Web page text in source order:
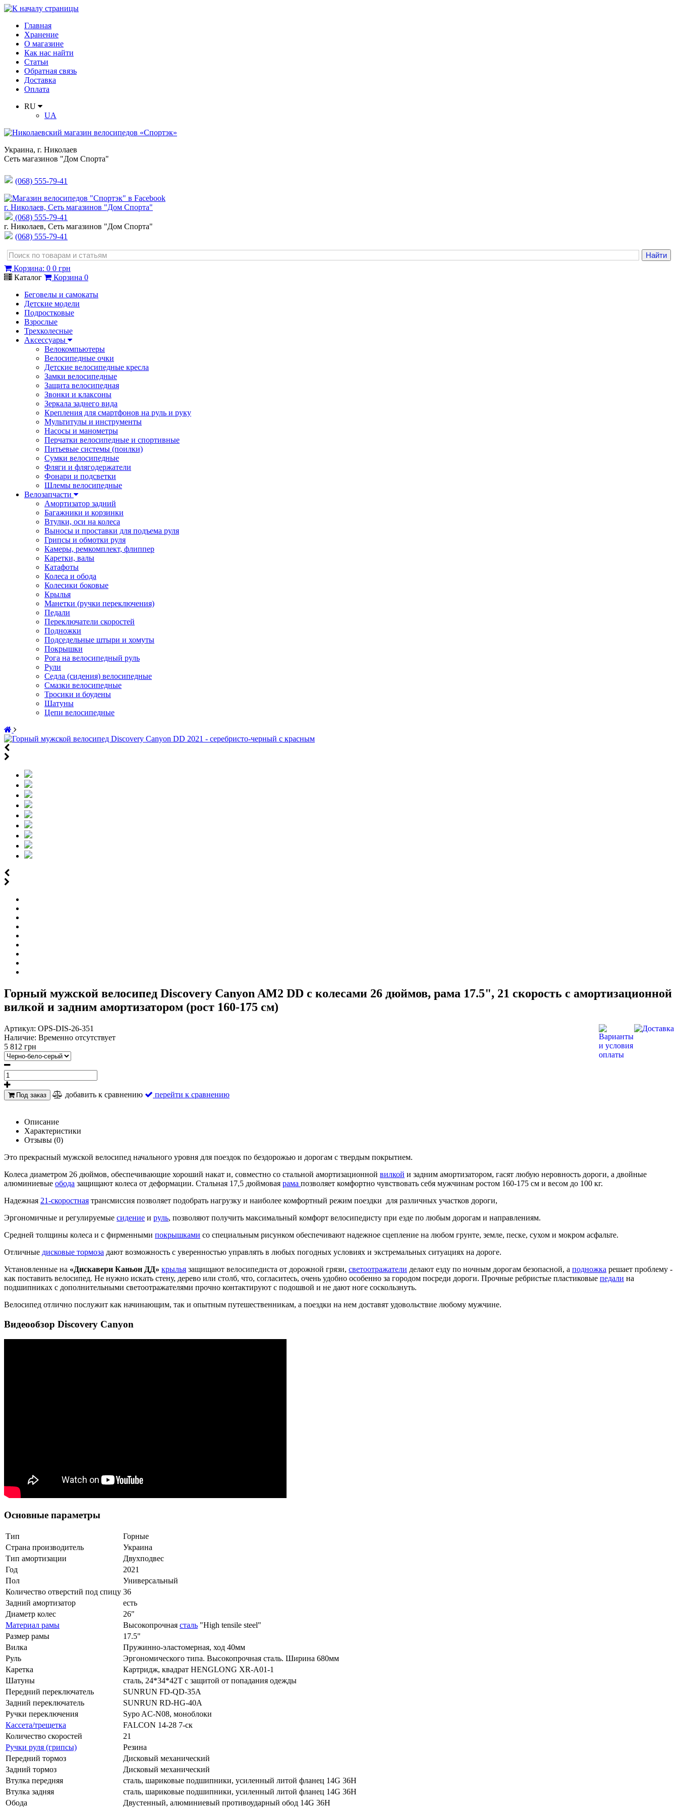
Главная
Хранение
О магазине
Как нас найти
Статьи
Обратная связь
Доставка
Оплата
RU
UA
Украина, г. Николаев
Сеть магазинов "Дом Спорта"
(068) 555-79-41
г. Николаев, Сеть магазинов "Дом Спорта"
(068) 555-79-41
г. Николаев, Сеть магазинов "Дом Спорта"
(068) 555-79-41
Корзина: 0 0 грн
Каталог
Корзина 0
Беговелы и самокаты
Детские модели
Подростковые
Взрослые
Трехколесные
Аксессуары
Велокомпьютеры
Велосипедные очки
Детские велосипедные кресла
Замки велосипедные
Защита велосипедная
Звонки и клаксоны
Зеркала заднего вида
Крепления для смартфонов на руль и руку
Мультитулы и инструменты
Насосы и манометры
Перчатки велосипедные и спортивные
Питьевые системы (поилки)
Сумки велосипедные
Фляги и флягодержатели
Фонари и подсветки
Шлемы велосипедные
Велозапчасти
Амортизатор задний
Багажники и корзинки
Втулки, оси на колеса
Выносы и проставки для подъема руля
Грипсы и обмотки руля
Камеры, ремкомплект, флиппер
Каретки, валы
Катафоты
Колеса и обода
Колесики боковые
Крылья
Манетки (ручки переключения)
Педали
Переключатели скоростей
Подножки
Подседельные штыри и хомуты
Покрышки
Рога на велосипедный руль
Рули
Седла (сидения) велосипедные
Смазки велосипедные
Тросики и боудены
Шатуны
Цепи велосипедные
Горный мужской велосипед Discovery Canyon AM2 DD с колесами 26 дюймов, рама 17.5", 21 скорость с амортизационной
вилкой и задним амортизатором (рост 160-175 см)
Артикул: OPS-DIS-26-351
Наличие: Временно отсутствует
5 812 грн
Под заказ добавить к сравнению перейти к сравнению
Описание
Характеристики
Отзывы (0)
Это прекрасный мужской велосипед начального уровня для поездок по бездорожью и дорогам с твердым покрытием.
Колеса диаметром 26 дюймов, обеспечивающие хороший накат и, совместно со стальной амортизационной вилкой и задним амортизатором, гасят любую неровность дороги, а двойные
алюминиевые обода защищают колеса от деформации. Стальная 17,5 дюймовая рама позволяет комфортно чувствовать себя мужчинам ростом 160-175 см и весом до 100 кг.
Надежная 21-скоростная трансмиссия позволяет подобрать нагрузку и наиболее комфортный режим поездки для различных участков дороги,
Эргономичные и регулируемые сидение и руль, позволяют получить максимальный комфорт велосипедисту при езде по любым дорогам и направлениям.
Средней толщины колеса и с фирменными покрышками со специальным рисунком обеспечивают надежное сцепление на любом грунте, земле, песке, сухом и мокром асфальте.
Отличные дисковые тормоза дают возможность с уверенностью управлять в любых погодных условиях и экстремальных ситуациях на дороге.
Установленные на «Дискавери Каньон ДД» крылья защищают велосипедиста от дорожной грязи, светоотражатели делают езду по ночным дорогам безопасной, а подножка решает проблему -
как поставить велосипед. Не нужно искать стену, дерево или столб, что, согласитесь, очень удобно особенно за городом посреди дороги. Прочные ребристые пластиковые педали на
подшипниках с дополнительными светоотражателями прочно контактируют с подошвой и не дают ноге соскользнуть.
Велосипед отлично послужит как начинающим, так и опытным путешественникам, а поездки на нем доставят удовольствие любому мужчине.
Видеообзор Discovery Canyon
Основные параметры
Тип
Горные
Страна производитель
Украина
Тип амортизации
Двухподвес
Год
2021
Пол
Универсальный
Количество отверстий под спицу 36
Задний амортизатор
есть
Диаметр колес
26"
Материал рамы
Высокопрочная сталь "High tensile steel"
Размер рамы
17.5"
Вилка
Пружинно-эластомерная, ход 40мм
Руль
Эргономического типа. Высокопрочная сталь. Ширина 680мм
Каретка
Картридж, квадрат HENGLONG XR-A01-1
Шатуны
сталь, 24*34*42T с защитой от попадания одежды
Передний переключатель
SUNRUN FD-QD-35A
Задний переключатель
SUNRUN RD-HG-40A
Ручки переключения
Sypo AC-N08, моноблоки
Кассета/трещетка
FALCON 14-28 7-ск
Количество скоростей
21
Ручки руля (грипсы)
Резина
Передний тормоз
Дисковый механический
Задний тормоз
Дисковый механический
Втулка передняя
сталь, шариковые подшипники, усиленный литой фланец 14G 36H
Втулка задняя
сталь, шариковые подшипники, усиленный литой фланец 14G 36H
Обода
Двустенный, алюминиевый противоударный обод 14G 36H